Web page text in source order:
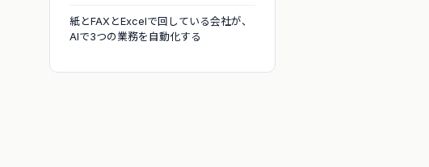
紙とFAXとExcelで回している会社が、
AIで3つの業務を自動化する